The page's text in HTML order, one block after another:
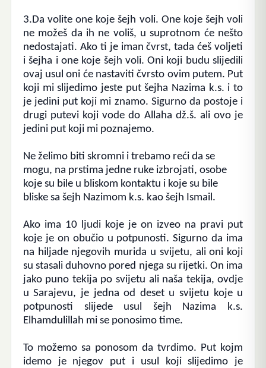
3.Da volite one koje šejh voli. One koje šejh voli
ne možeš da ih ne voliš, u suprotnom će nešto
nedostajati. Ako ti je iman čvrst, tada ćeš voljeti
i šejha i one koje šejh voli. Oni koji budu slijedili
ovaj usul oni će nastaviti čvrsto ovim putem. Put
koji mi slijedimo jeste put šejha Nazima k.s. i to
je jedini put koji mi znamo. Sigurno da postoje i
drugi putevi koji vode do Allaha dž.š. ali ovo je
jedini put koji mi poznajemo.
Ne želimo biti skromni i trebamo reći da se
mogu, na prstima jedne ruke izbrojati, osobe
koje su bile u bliskom kontaktu i koje su bile
bliske sa šejh Nazimom k.s. kao šejh Ismail.
Ako ima 10 ljudi koje je on izveo na pravi put
koje je on obučio u potpunosti.Sigurno da ima
na hiljade njegovih murida u svijetu, ali oni koji
su stasali duhovno pored njega su rijetki. On ima
jako puno tekija po svijetu ali naša tekija, ovdje
u Sarajevu, je jedna od deset u svijetu koje u
potpunosti slijede usul šejh Nazima k.s.
Elhamdulillah mi se ponosimo time.
To možemo sa ponosom da tvrdimo. Put kojm
idemo je njegov put i usul koji slijedimo je